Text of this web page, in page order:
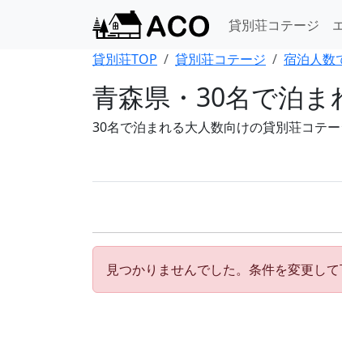
貸別荘コテージ
貸別荘TOP
貸別荘コテージ 宿泊人数
青森県・30名で泊
30名で泊まれる大人数向けの貸別荘コテ
見つかりませんでした。条件を変更し